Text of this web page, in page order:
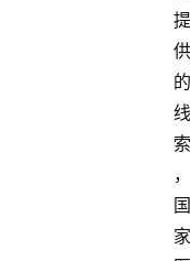
提
供
的
线
索
，
国
家